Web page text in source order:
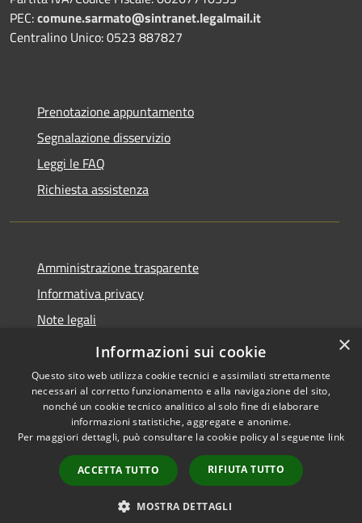
PEC:comune.sarmato@sintranet.legalmail.it
Centralino Unico: 0523 887827
Prenotazione appuntamento
Segnalazione disservizio
Leggi le FAQ
Richiesta assistenza
Amministrazione trasparente
Informativa privacy
Note legali
Dichiarazione di accessibilità
Accessibilità
Copyright © 2026 • Comune di
Sarmato • Powered by
Municipium•
Accesso
redazione
×
Informazioni sui cookie
Questo sito web utilizza cookie tecnici e assimilati strettamente
necessari al corretto funzionamento e alla navigazione del sito,
nonché un cookie tecnico analitico al solo fine di elaborare
informazioni statistiche, aggregate e anonime.
Per maggiori dettagli, può consultare la cookie policy al seguente link
ACCETTA TUTTO RIFIUTA TUTTO
MOSTRA DETTAGLI